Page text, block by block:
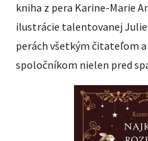
kniha z pera Karine-Marie
ilustrácie talentovanej Julie
perách všetkým čitateľom
spoločníkom nielen pred